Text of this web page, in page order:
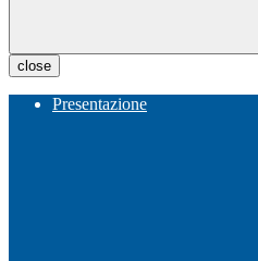
close
Presentazione